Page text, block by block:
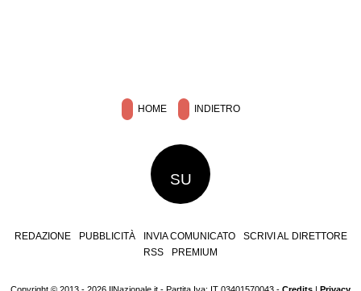
HOME INDIETRO
SU
REDAZIONE PUBBLICITÀ INVIA COMUNICATO
SCRIVI AL DIRETTORE
RSS
PREMIUM